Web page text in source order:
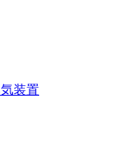
装置